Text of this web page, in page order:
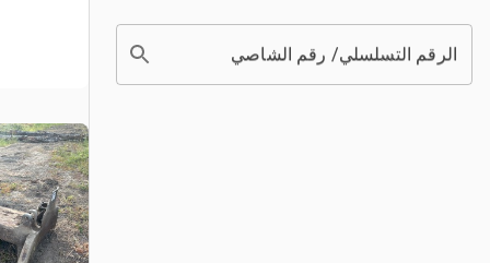
الرقم التسلسلي/ رقم الشاصي